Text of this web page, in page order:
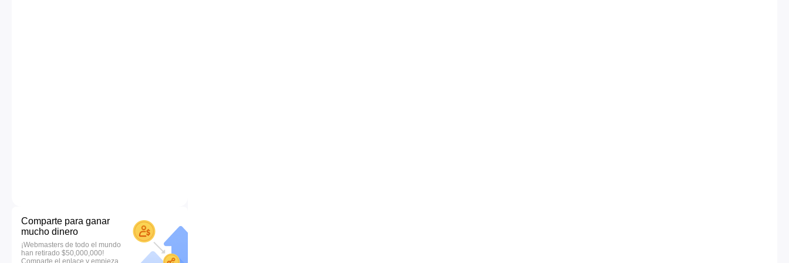
Comparte para ganar
mucho dinero
¡Webmasters de todo el mundo
han retirado $50,000,000!
Comparte el enlace y empieza